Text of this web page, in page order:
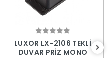
LUXOR LX-2106 TEKLİ
DUVAR PRİZ MONO